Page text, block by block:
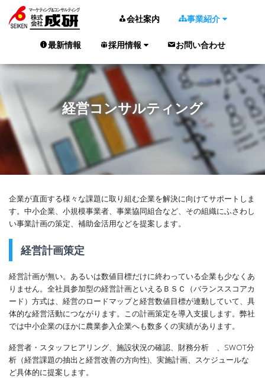
会社案内 事業紹介
最新情報 採用情報 お問い合わせ
経営コンサルティング
企業が直面する様々な課題に取り組む企業を解決に向けてサポートしま
す。中小企業、小規模事業者、事業協同組合など、その組織にふさわし
い事業計画の策定、補助金活用などを提案します。
経営計画策定
経営計画が無い。あるいは数値目標だけに終わっている企業も少なくあ
りません。全社員参加型の経営計画といえるＢＳＣ（バランススコアカ
ード）方式は、経営のロードマップと経営数値目標が連動していて、具
体的な経営活動につながります。この計画策定を導入支援します。弊社
では中小企業のほかに農業参入企業へも数多くの実績があります。
経営者・スタッフヒアリング、施設状況の確認、財務分析 、SWOT分
析（経営課題の抽出と経営改善の方向性)、実施計画、スケジュールな
ど具体的に提案します。